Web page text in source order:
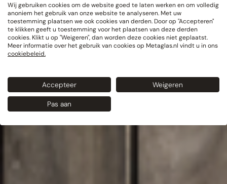
Wij gebruiken cookies om de website goed te laten werken en om volledig
anoniem het gebruik van onze website te analyseren. Met uw
toestemming plaatsen we ook cookies van derden. Door op "Accepteren"
te klikken geeft u toestemming voor het plaatsen van deze derden
cookies. Klikt u op "Weigeren", dan worden deze cookies niet geplaatst.
Meer informatie over het gebruik van cookies op Metaglas.nl vindt u in ons
cookiebeleid.
Accepteer Weigeren
Pas aan